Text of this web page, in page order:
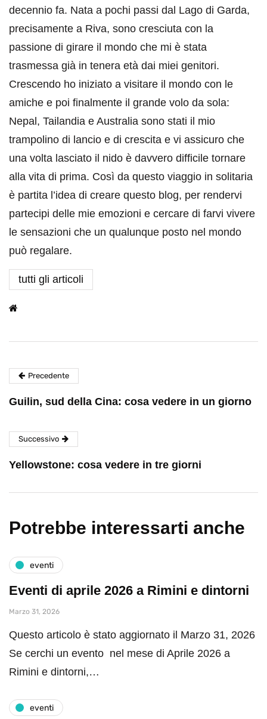
decennio fa. Nata a pochi passi dal Lago di Garda,
precisamente a Riva, sono cresciuta con la
passione di girare il mondo che mi è stata
trasmessa già in tenera età dai miei genitori.
Crescendo ho iniziato a visitare il mondo con le
amiche e poi finalmente il grande volo da sola:
Nepal, Tailandia e Australia sono stati il mio
trampolino di lancio e di crescita e vi assicuro che
una volta lasciato il nido è davvero difficile tornare
alla vita di prima. Così da questo viaggio in solitaria
è partita l’idea di creare questo blog, per rendervi
partecipi delle mie emozioni e cercare di farvi vivere
le sensazioni che un qualunque posto nel mondo
può regalare.
tutti gli articoli
Precedente
Guilin, sud della Cina: cosa vedere in un giorno
Successivo
Yellowstone: cosa vedere in tre giorni
Potrebbe interessarti anche
eventi
Eventi di aprile 2026 a Rimini e dintorni
Marzo 31, 2026
Questo articolo è stato aggiornato il Marzo 31, 2026
Se cerchi un evento nel mese di Aprile 2026 a
Rimini e dintorni,…
eventi